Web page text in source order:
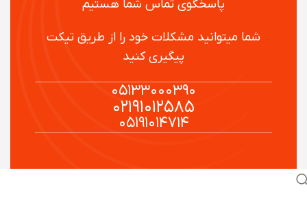
پاسخگوی تماس شما هستیم
شما میتوانید مشکلات خود را از طریق تیکت
پیگیری کنید
۰۵۱۳۳۰۰۰۳۹۰
۰۲۱۹۱۰۱۲۵۸۵
۰۵۱۹۱۰۱۴۷۱۴